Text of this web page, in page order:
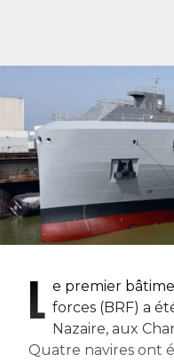
L e premier
forces (BRF) a
Nazaire, aux
Quatre navires ont